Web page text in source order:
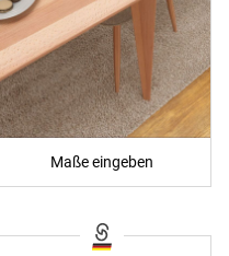
Maße eingeben